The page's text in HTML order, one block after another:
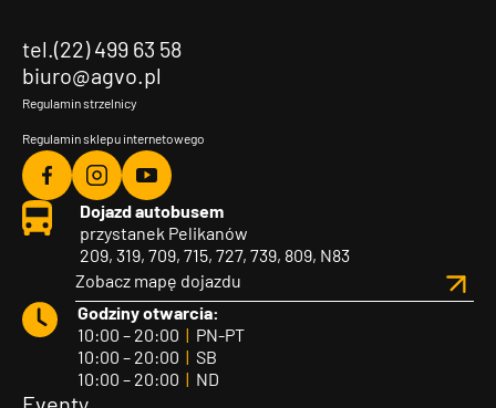
tel.(22) 499 63 58
biuro@agvo.pl
Regulamin strzelnicy
Regulamin sklepu internetowego
Agvo
Facebook
Agvo
Instagram
Agvo
YouTube
Dojazd autobusem
przystanek Pelikanów
209, 319, 709, 715, 727, 739, 809, N83
Zobacz mapę dojazdu
Godziny otwarcia:
10:00 – 20:00 | PN-PT
10:00 – 20:00 | SB
10:00 – 20:00 | ND